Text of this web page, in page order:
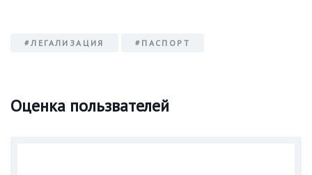
#ЛЕГАЛИЗАЦИЯ #ПАСПОРТ
Оценка пользвателей